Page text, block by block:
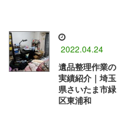
2022.04.24
遺品整理作業の
実績紹介｜埼玉
県さいたま市緑
区東浦和